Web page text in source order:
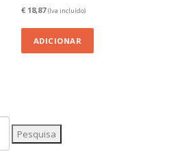
€ 18,87 (Iva incluído)
ADICIONAR
Pesquisa